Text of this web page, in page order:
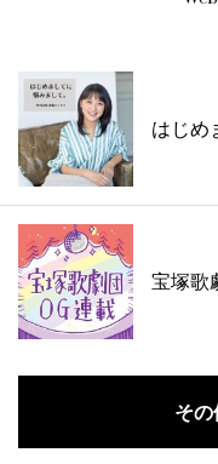
はじめ
宝塚歌
そ